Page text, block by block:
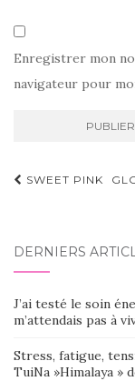
Enregistrer mon
navigateur pour
SWEET PINK
DERNIERS
J’ai testé le soin
m’attendais pas à
Stress, fatigue,
TuiNa »Himalaya »